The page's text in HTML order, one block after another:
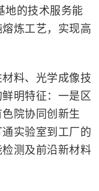
地的技术服务能
炼工艺，实现高
料、光学成像技
明特征：一是区
院协同创新生
实验室到工厂的
测及前沿新材料